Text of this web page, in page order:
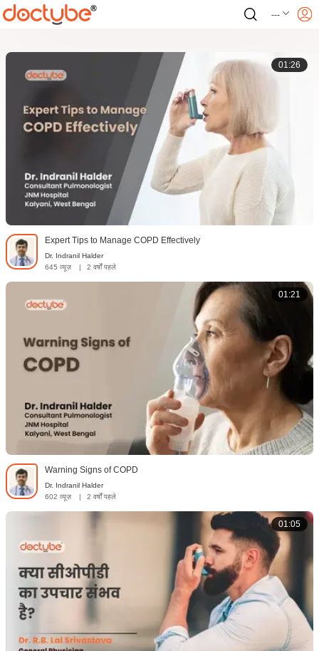
---
01:26
Expert Tips to Manage COPD Effectively
Dr. Indranil Halder
645 व्यूज़
| 2 वर्षों पहले
01:21
Warning Signs of COPD
Dr. Indranil Halder
602 व्यूज़
| 2 वर्षों पहले
01:05